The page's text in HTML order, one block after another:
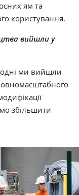
ям та
користування.
вийшли у
ми вийшли
збільшити